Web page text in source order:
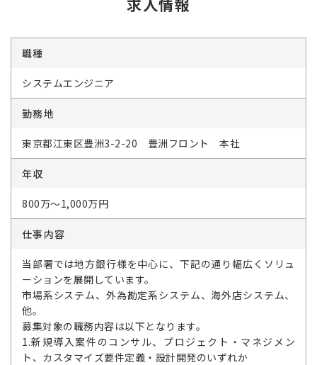
求人情報
職種
システムエンジニア
勤務地
東京都江東区豊洲3-2-20 豊洲フロント 本社
年収
800万～1,000万円
仕事内容
当部署では地方銀行様を中心に、下記の通り幅広くソリュ
ーションを展開しています。
市場系システム、外為勘定系システム、海外店システム、
他。
募集対象の職務内容は以下となります。
1.新規導入案件のコンサル、プロジェクト・マネジメン
ト、カスタマイズ要件定義・設計開発のいずれか